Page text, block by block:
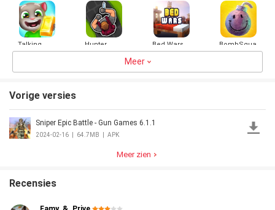
Made in
India
Talking
Tom Gold
Hunter
Assassin
89.3MB
Bed Wars BombSquad
Worms
Zone .io -
Hungry
Dude Theft
Wars
Shooting
SlingFighterLite
Meer
Vorige versies
Sniper Epic Battle - Gun Games 6.1.1
2024-02-16 64.7MB APK
Meer zien
Recensies